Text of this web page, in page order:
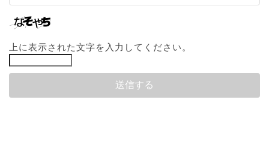
上に表示された文字を入力してください。